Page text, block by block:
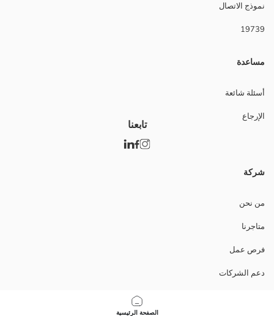
الصفحة الرئيسية
نموذج الاتصال
19739
مساعدة
أسئلة شائعة
الإرجاع
شركة
من نحن
متاجرنا
فرص عمل
دعم الشركات
تابعنا